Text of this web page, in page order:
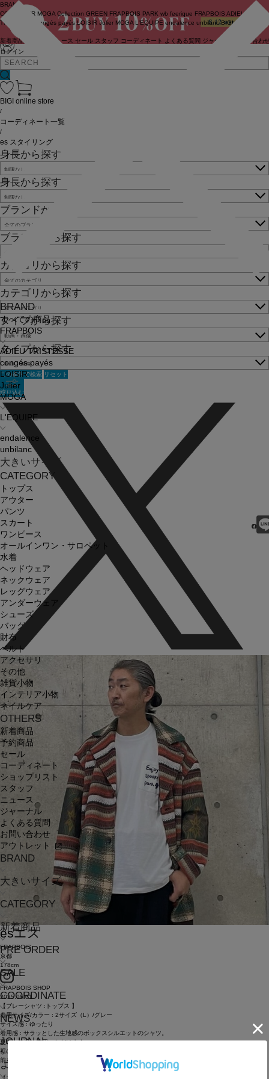
ログイン
BRAND
COUTURIER MOGA Collection GREEN FRAPBOIS PARK wb feerique FRAPBOIS ADIEU
TRISTESSE
congés payés LOISIR Julier MOGA L'EQUIPE endalence unbilanc BIGI online store
新着商品 ニュース セール スタッフ コーディネート よくある質問 ジャーナル お問い合わ
BRAND
すべての商品
FRAPBOIS
ADIEU TRISTESSE
congés payés
LOISIR
Julier
MOGA
L'EQUIPE
endalence
unbilanc
大きいサイズ
CATEGORY
トップス
アウター
パンツ
スカート
ワンピース
オールインワン・サロペット
水着
ヘッドウェア
ネックウェア
レッグウェア
アンダーウェア
シューズ
バッグ
財布
ベルト
アクセサリ
その他
雑貨小物
インテリア小物
ネイルケア
OTHERS
新着商品
予約商品
セール
コーディネート
ショップリスト
スタッフ
ニュース
ジャーナル
よくある質問
お問い合わせ
アウトレット
BRAND
大きいサイズ
CATEGORY
新着商品
PRE ORDER
SALE
COORDINATE
NEWS
JOURNAL
よくある質問
BIGI online store
/
コーディネート一覧
/
es スタイリング
身長から探す
身長から探す
ブランドから探す
ブランドから探す
カテゴリから探す
カテゴリから探す
タイプから探す
タイプから探す
この条件で検索 リセット
絞り込む
esエス
FRAPBOIS
京都
178cm
FRAPBOIS SHOP
2025.05.01
【ブレーシャツ :トップス 】
着用サイズ/カラー : 2サイズ（L）/グレー
サイズ感 : ゆったり
着用感 : サラッとした生地感のボックスシルエットのシャツ。
夏場も快適に着用いただけます。
裾のリボンでアレンジも可能。
前を開けた際、前立てに現れるカラーテープもポイントです。